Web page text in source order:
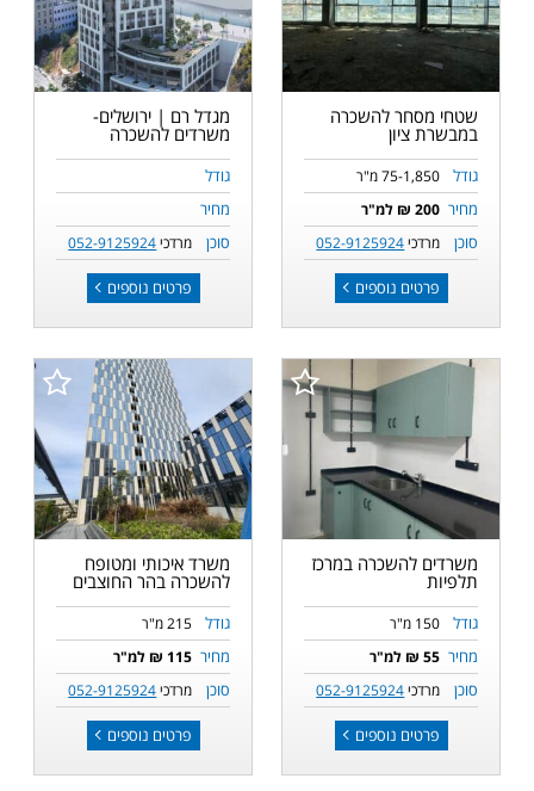
שטחי מסחר להשכרה
במבשרת ציון
גודל 75-1,850 מ"ר
מחיר 200 ₪ למ"ר
סוכן מרדכי052-9125924
פרטים נוספים
מגדל רם | ירושלים-
משרדים להשכרה
גודל
מחיר
סוכן
מרדכי052-9125924
פרטים נוספים
משרדים להשכרה במרכז
תלפיות
גודל 150 מ"ר
מחיר 55 ₪ למ"ר
סוכן מרדכי052-9125924
פרטים נוספים
משרד איכותי ומטופח
להשכרה בהר החוצבים
גודל 215 מ"ר
מחיר 115 ₪ למ"ר
סוכן מרדכי052-9125924
פרטים נוספים